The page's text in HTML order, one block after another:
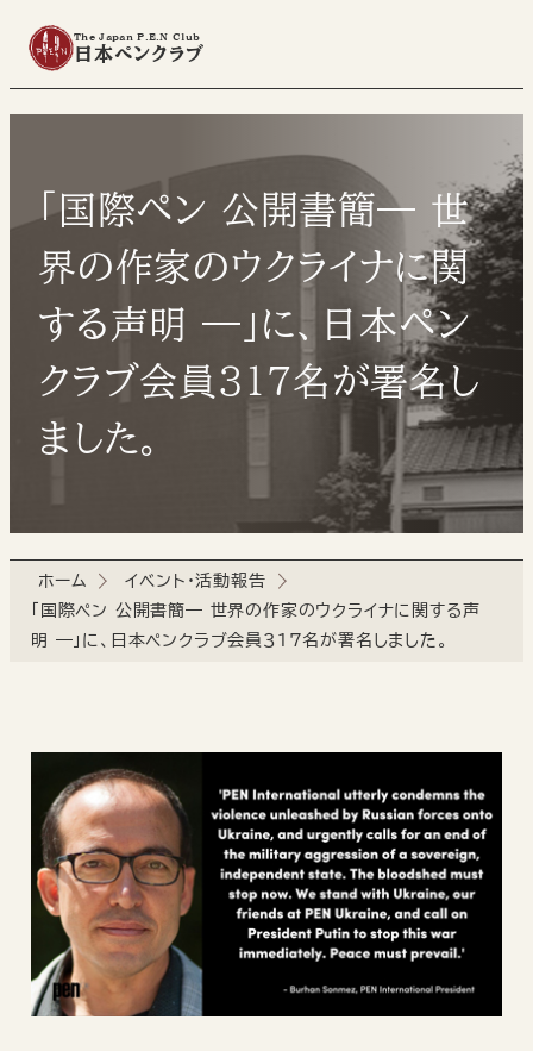
The Japan P.E.N Club
日本ペンクラブ
「国際ペン 公開書簡― 世
界の作家のウクライナに関
する声明 ―」に、日本ペン
クラブ会員３１7名が署名し
ました。
ホーム
イベント・活動報告
「国際ペン 公開書簡― 世界の作家のウクライナに関する声
明 ―」に、日本ペンクラブ会員３１7名が署名しました。